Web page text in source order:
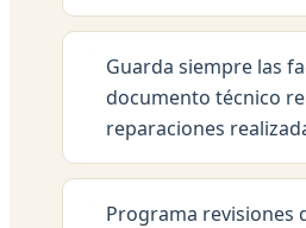
Guarda siempre las
documento técnico
reparaciones
Programa revisiones